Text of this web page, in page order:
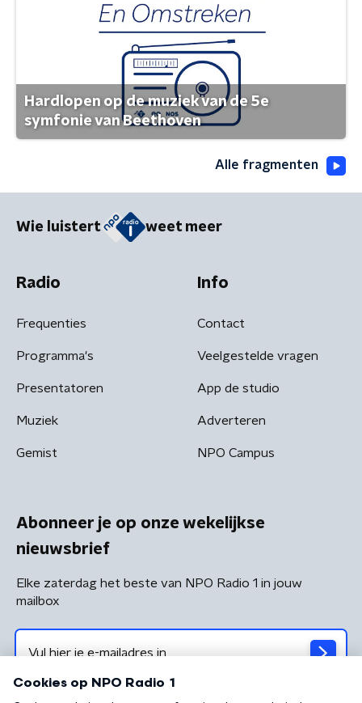
Hardlopen op de muziek van de 5e
symfonie van Beethoven
Alle fragmenten
Wie luistert weet meer
Radio
Frequenties
Programma's
Presentatoren
Muziek
Gemist
Info
Contact
Veelgestelde vragen
App de studio
Adverteren
NPO Campus
Abonneer je op onze wekelijkse
nieuwsbrief
Elke zaterdag het beste van NPO Radio 1 in jouw
mailbox